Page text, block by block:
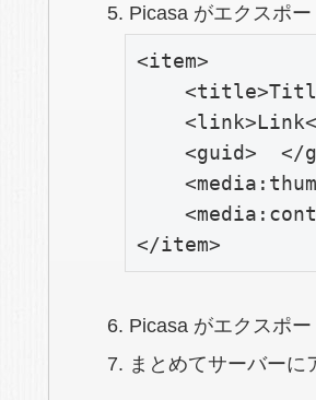
Picasa がエクスポ
<item>
<guid>  </
Picasa がエクスポ
まとめてサーバーに